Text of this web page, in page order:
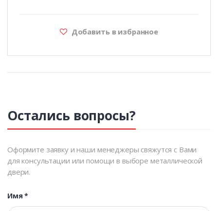
Добавить в избранное
Остались вопросы?
Оформите заявку и наши менеджеры свяжутся с Вами
для консультации или помощи в выборе металлической
двери.
Имя*